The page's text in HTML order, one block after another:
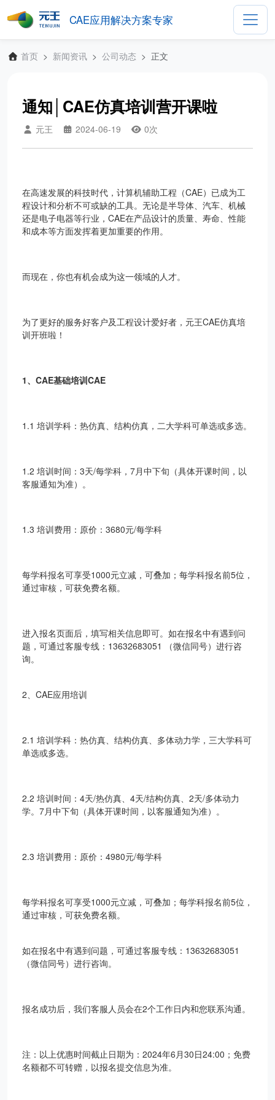
CAE应用解决方案专家
首页 新闻资讯 公司动态 正文
通知│CAE仿真培训营开课啦
元王 2024-06-19 0次
在高速发展的科技时代，计算机辅助工程（CAE）已成为工
程设计和分析不可或缺的工具。无论是半导体、汽车、机械
还是电子电器等行业，CAE在产品设计的质量、寿命、性能
和成本等方面发挥着更加重要的作用。
而现在，你也有机会成为这一领域的人才。
为了更好的服务好客户及工程设计爱好者，元王CAE仿真培
训开班啦！
1、CAE基础培训CAE
1.1 培训学科：热仿真、结构仿真，二大学科可单选或多选。
1.2 培训时间：3天/每学科，7月中下旬（具体开课时间，以
客服通知为准）。
1.3 培训费用：原价：3680元/每学科
每学科报名可享受1000元立减，可叠加；每学科报名前5位，
通过审核，可获免费名额。
进入报名页面后，填写相关信息即可。如在报名中有遇到问
题，可通过客服专线：13632683051 （微信同号）进行咨
询。
2、CAE应用培训
2.1 培训学科：热仿真、结构仿真、多体动力学，三大学科可
单选或多选。
2.2 培训时间：4天/热仿真、4天/结构仿真、2天/多体动力
学。7月中下旬（具体开课时间，以客服通知为准）。
2.3 培训费用：原价：4980元/每学科
每学科报名可享受1000元立减，可叠加；每学科报名前5位，
通过审核，可获免费名额。
如在报名中有遇到问题，可通过客服专线：13632683051
（微信同号）进行咨询。
报名成功后，我们客服人员会在2个工作日内和您联系沟通。
注：以上优惠时间截止日期为：2024年6月30日24:00；免费
名额都不可转赠，以报名提交信息为准。